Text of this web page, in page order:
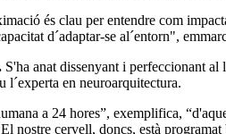
és clau per entendre com
d´adaptar-se al´entorn",
S'ha anat dissenyant i perfeccionant
l´experta en neuroarquitectura.
a 24 hores”, exemplifica,
nostre cervell, doncs, està